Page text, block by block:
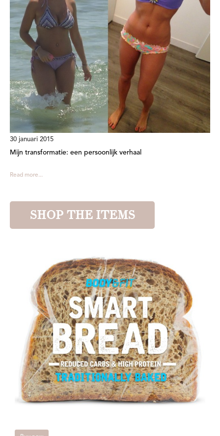
30 januari 2015
Mijn transformatie: een persoonlijk verhaal
Read more...
SHOP THE ITEMS